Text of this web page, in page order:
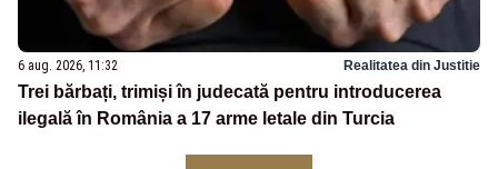
6 aug. 2026, 11:32 Realitatea din Justitie
Trei bărbați, trimiși în judecată pentru introducerea
ilegală în România a 17 arme letale din Turcia